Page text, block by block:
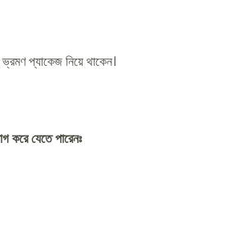
প্যাকেজ নিয়ে থাকেন।
করে যেতে পারেনঃ